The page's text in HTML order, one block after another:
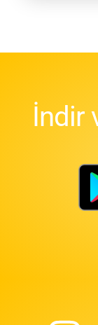
İndir